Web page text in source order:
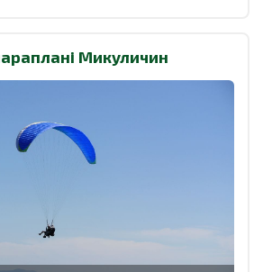
Микуличин